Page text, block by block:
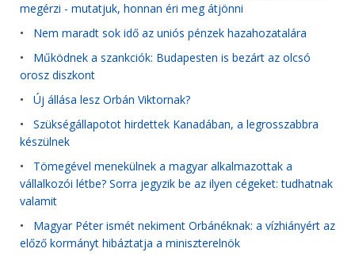
megérzi - mutatjuk, honnan éri meg átjönni
• Nem maradt sok idő az uniós pénzek hazahozatalára
• Működnek a szankciók: Budapesten is bezárt az olcsó
orosz diszkont
• Új állása lesz Orbán Viktornak?
• Szükségállapotot hirdettek Kanadában, a legrosszabbra
készülnek
• Tömegével menekülnek a magyar alkalmazottak a
vállalkozói létbe? Sorra jegyzik be az ilyen cégeket: tudhatnak
valamit
• Magyar Péter ismét nekiment Orbánéknak: a vízhiányért az
előző kormányt hibáztatja a miniszterelnök